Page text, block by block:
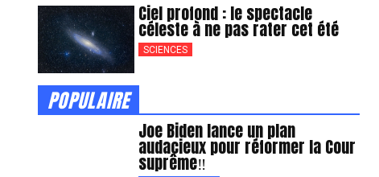
Ciel profond : le spectacle
céleste à ne pas rater cet été
SCIENCES
POPULAIRE
Joe Biden lance un plan
audacieux pour réformer la Cour
suprême‼